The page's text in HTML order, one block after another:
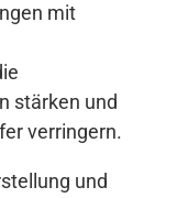
mit
stärken und
verringern.
und